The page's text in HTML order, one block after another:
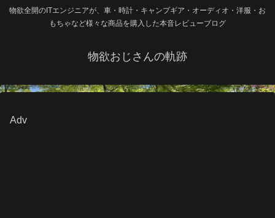
物欲全開のITエンジニアが、車・時計・キャンプギア・オーディオ・洋服・お
もちゃなど様々な商品を購入した本音レビューブログ
物欲おじさんの軌跡
Adv